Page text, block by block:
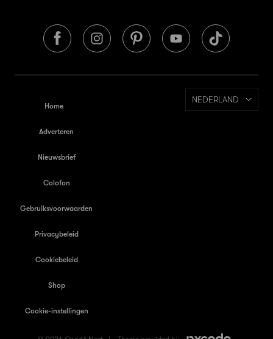
Home
Adverteren
Nieuwsbrief
Colofon
Gebruiksvoorwaarden
Privacybeleid
Cookiebeleid
Shop
Cookie-instellingen
NEDERLAND